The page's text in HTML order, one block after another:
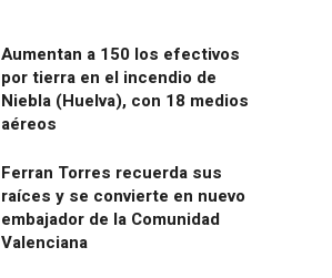
Aumentan a 150 los efectivos
por tierra en el incendio de
Niebla (Huelva), con 18 medios
aéreos
Ferran Torres recuerda sus
raíces y se convierte en nuevo
embajador de la Comunidad
Valenciana